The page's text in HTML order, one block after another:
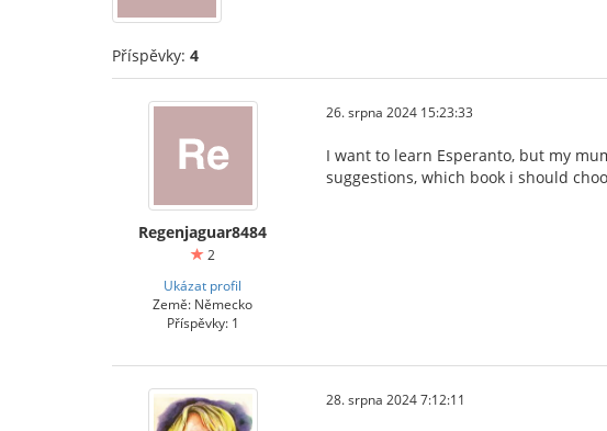
Příspěvky: 4
Regenjaguar8484
2
Ukázat profil
Země: Německo
Příspěvky: 1
26. srpna 2024 15:23:33
I want to learn Esperanto, but my
suggestions, which book i should
28. srpna 2024 7:12:11